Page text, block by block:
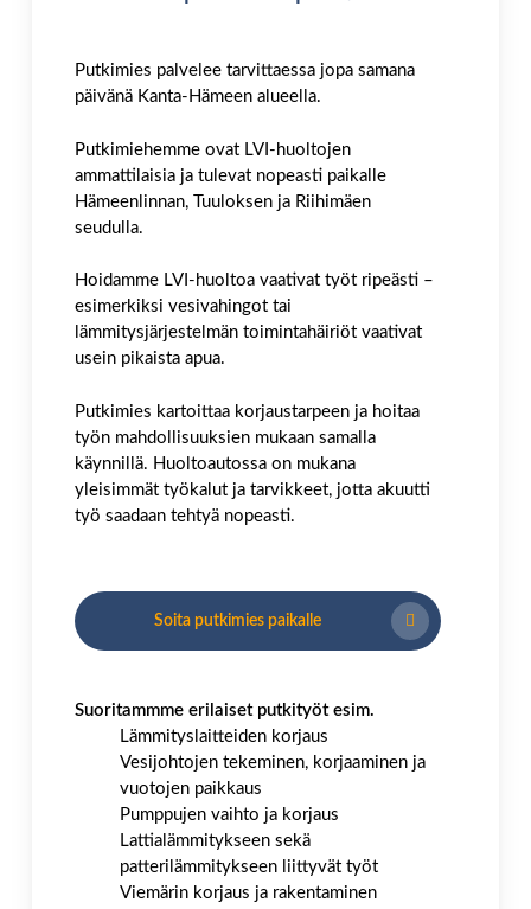
Putkimies palvelee tarvittaessa jopa samana
päivänä Kanta-Hämeen alueella.
Putkimiehemme ovat LVI-huoltojen
ammattilaisia ja tulevat nopeasti paikalle
Hämeenlinnan, Tuuloksen ja Riihimäen
seudulla.
Hoidamme LVI-huoltoa vaativat työt ripeästi –
esimerkiksi vesivahingot tai
lämmitysjärjestelmän toimintahäiriöt vaativat
usein pikaista apua.
Putkimies kartoittaa korjaustarpeen ja hoitaa
työn mahdollisuuksien mukaan samalla
käynnillä. Huoltoautossa on mukana
yleisimmät työkalut ja tarvikkeet, jotta akuutti
työ saadaan tehtyä nopeasti.
Soita putkimies paikalle
Suoritammme erilaiset putkityöt esim.
Lämmityslaitteiden korjaus
Vesijohtojen tekeminen, korjaaminen ja
vuotojen paikkaus
Pumppujen vaihto ja korjaus
Lattialämmitykseen sekä
patterilämmitykseen liittyvät työt
Viemärin korjaus ja rakentaminen